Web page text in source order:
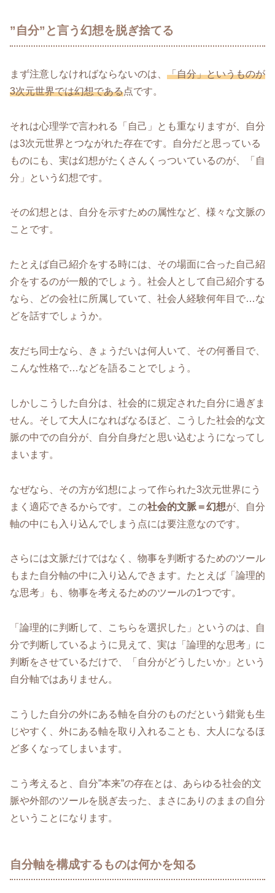
”自分”と言う幻想を脱ぎ捨てる
まず注意しなければならないのは、 「自分」というものが
3次元世界では幻想である点です。
それは心理学で言われる「自己」とも重なりますが、自分
は3次元世界とつながれた存在です。自分だと思っている
ものにも、実は幻想がたくさんくっついているのが、「自
分」という幻想です。
その幻想とは、自分を示すための属性など、様々な文脈の
ことです。
たとえば自己紹介をする時には、その場面に合った自己紹
介をするのが一般的でしょう。社会人として自己紹介する
なら、どの会社に所属していて、社会人経験何年目で…な
どを話すでしょうか。
友だち同士なら、きょうだいは何人いて、その何番目で、
こんな性格で…などを語ることでしょう。
しかしこうした自分は、社会的に規定された自分に過ぎま
せん。そして大人になればなるほど、こうした社会的な文
脈の中での自分が、自分自身だと思い込むようになってし
まいます。
なぜなら、その方が幻想によって作られた3次元世界にう
まく適応できるからです。この社会的文脈＝幻想が、自分
軸の中にも入り込んでしまう点には要注意なのです。
さらには文脈だけではなく、物事を判断するためのツール
もまた自分軸の中に入り込んできます。たとえば「論理的
な思考」も、物事を考えるためのツールの1つです。
「論理的に判断して、こちらを選択した」というのは、自
分で判断しているように見えて、実は「論理的な思考」に
判断をさせているだけで、「自分がどうしたいか」という
自分軸ではありません。
こうした自分の外にある軸を自分のものだという錯覚も生
じやすく、外にある軸を取り入れることも、大人になるほ
ど多くなってしまいます。
こう考えると、自分”本来”の存在とは、あらゆる社会的文
脈や外部のツールを脱ぎ去った、まさにありのままの自分
ということになります。
自分軸を構成するものは何かを知る